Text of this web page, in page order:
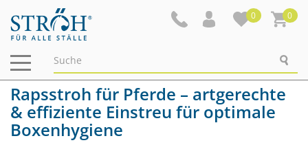
0 0
Navigation
ein-/ausblenden
Rapsstroh für Pferde – artgerechte
& effiziente Einstreu für optimale
Boxenhygiene